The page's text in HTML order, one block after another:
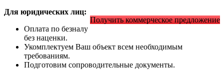
Получить коммерческое предложение
Для юридических лиц:
Оплата по безналу
без наценки.
Укомплектуем Ваш объект всем необходимым
требованиям.
Подготовим сопроводительные документы.